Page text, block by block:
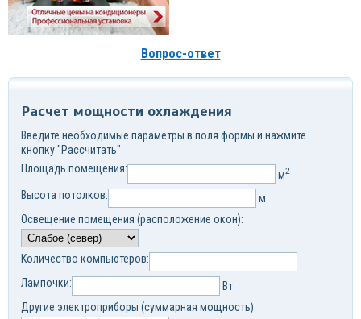
Вопрос-ответ
Расчет мощности охлаждения
Введите необходимые параметры в поля формы и нажмите
кнопку "Рассчитать"
Площадь помещения:
м2
Высота потолков:
м
Освещение помещения (расположение окон):
Количество компьютеров:
Лампочки:
Вт
Другие электроприборы (суммарная мощность):